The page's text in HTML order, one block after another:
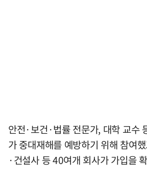
안전·보건·법률 전문가, 대학 교수
가 중대재해를 예방하기 위해 참여
·건설사 등 40여개 회사가 가입을